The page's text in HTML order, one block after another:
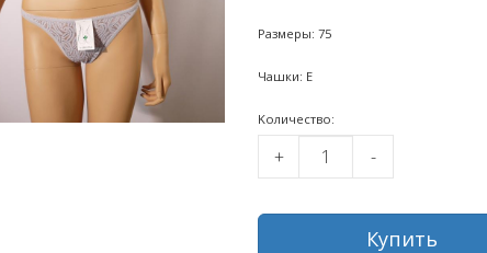
Размеры: 75
Чашки: E
Kоличество:
+ -
Купить